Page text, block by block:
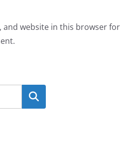
and website in this browser for
Search